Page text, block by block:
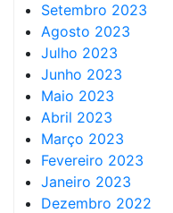
Setembro 2023
Agosto 2023
Julho 2023
Junho 2023
Maio 2023
Abril 2023
Março 2023
Fevereiro 2023
Janeiro 2023
Dezembro 2022